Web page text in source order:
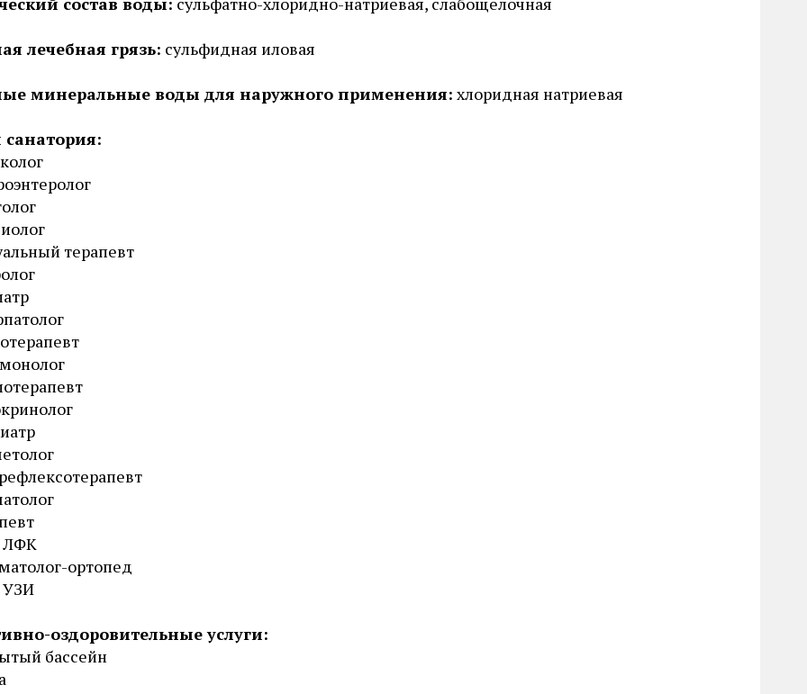
лечебная грязь: сульфидная иловая
минеральные воды для наружного применения: хлоридная натриевая
санатория:
терапевт
ЛФК
ортопед
УЗИ
оздоровительные услуги:
бассейн